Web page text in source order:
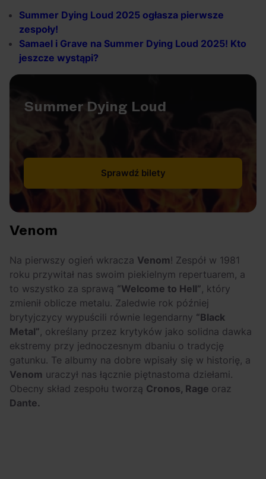
Summer Dying Loud 2025 ogłasza pierwsze
zespoły!
Samael i Grave na Summer Dying Loud 2025! Kto
jeszcze wystąpi?
Summer Dying Loud
Sprawdź bilety
Venom
Na pierwszy ogień wkracza Venom! Zespół w 1981
roku przywitał nas swoim piekielnym repertuarem, a
to wszystko za sprawą “Welcome to Hell”, który
zmienił oblicze metalu. Zaledwie rok później
brytyjczycy wypuścili równie legendarny “Black
Metal”, określany przez krytyków jako solidna dawka
ekstremy przy jednoczesnym dbaniu o tradycję
gatunku. Te albumy na dobre wpisały się w historię, a
Venom uraczył nas łącznie piętnastoma dziełami.
Obecny skład zespołu tworzą Cronos, Rage oraz
Dante.